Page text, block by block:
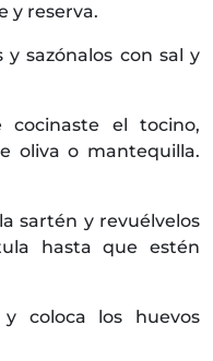
y reserva.
sazónalos con sal y
el tocino,
oliva o mantequilla.
sartén y revuélvelos
hasta que estén
coloca los huevos